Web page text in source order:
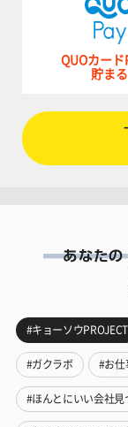
QUOカード
貯まる
#キョーソウPROJECT
#ガクラボ #お仕
#ほんとにいい会社見